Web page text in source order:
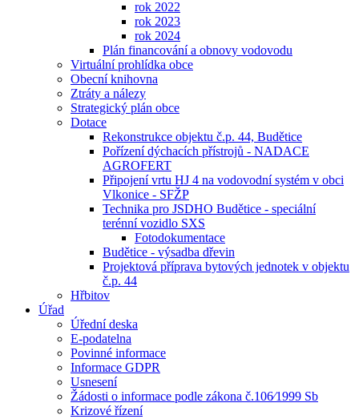
rok 2022
rok 2023
rok 2024
Plán financování a obnovy vodovodu
Virtuální prohlídka obce
Obecní knihovna
Ztráty a nálezy
Strategický plán obce
Dotace
Rekonstrukce objektu č.p. 44, Budětice
Pořízení dýchacích přístrojů - NADACE
AGROFERT
Připojení vrtu HJ 4 na vodovodní systém v obci
Vlkonice - SFŽP
Technika pro JSDHO Budětice - speciální
terénní vozidlo SXS
Fotodokumentace
Budětice - výsadba dřevin
Projektová příprava bytových jednotek v objektu
č.p. 44
Hřbitov
Úřad
Úřední deska
E-podatelna
Povinné informace
Informace GDPR
Usnesení
Žádosti o informace podle zákona č.106⁄1999 Sb
Krizové řízení